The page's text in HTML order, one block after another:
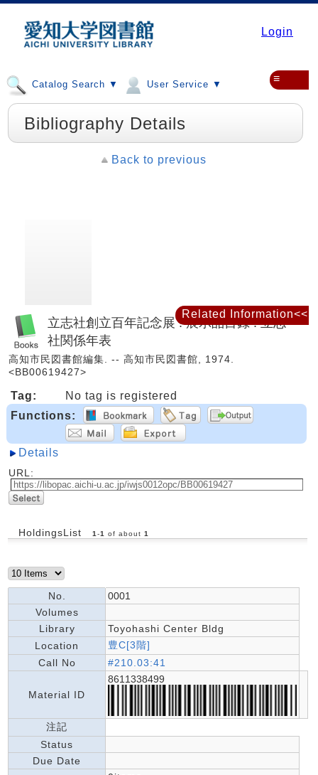
Login
Catalog Search ▼ User Service ▼ ≡
Bibliography Details
Back to previous
立志社創立百年記念展 : 展示品目録 : 立志
社関係年表
高知市民図書館編集. -- 高知市民図書館, 1974.
<BB00619427>
Tag:
No tag is registered
Functions:
Details
URL:
HoldingsList 1 -1 of about 1
No.
0001
Volumes
Library
Toyohashi Center Bldg
Location
豊C[3階]
Call No
#210.03:41
Material ID
8611338499
注記
Status
Due Date
Related Information<<